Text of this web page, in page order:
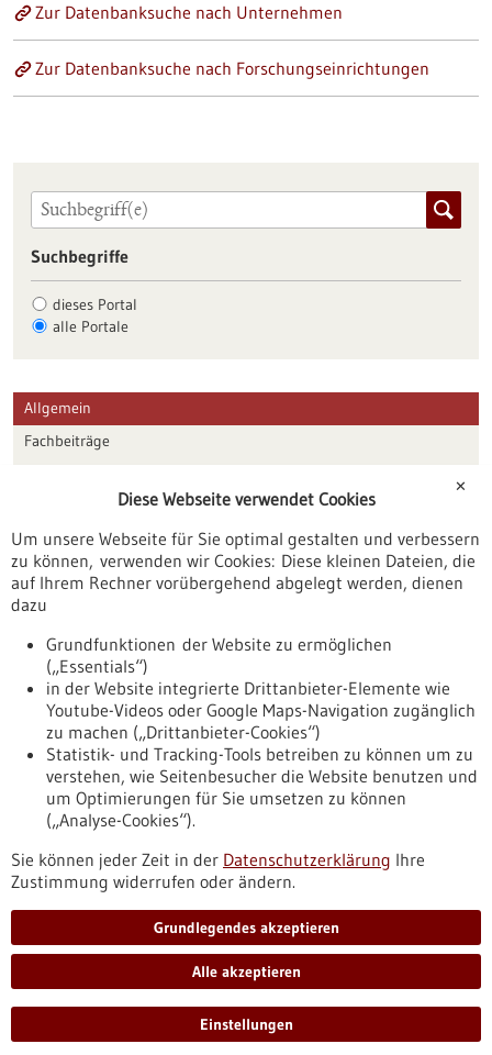
Zur Datenbanksuche nach Unternehmen
Zur Datenbanksuche nach Forschungseinrichtungen
Suchbegriffe
dieses Portal
alle Portale
Allgemein
Fachbeiträge
Veranstaltungen
Erscheinungsdatum
Nach oben
Informiert bleiben
Newsletter abonnieren
✕
Diese Webseite verwendet Cookies
Um unsere Webseite für Sie optimal gestalten und verbessern
zu können, verwenden wir Cookies: Diese kleinen Dateien, die
auf Ihrem Rechner vorübergehend abgelegt werden, dienen
dazu
Grundfunktionen der Website zu ermöglichen
(„Essentials“)
in der Website integrierte Drittanbieter-Elemente wie
Youtube-Videos oder Google Maps-Navigation zugänglich
zu machen („Drittanbieter-Cookies“)
Statistik- und Tracking-Tools betreiben zu können um zu
verstehen, wie Seitenbesucher die Website benutzen und
um Optimierungen für Sie umsetzen zu können
(„Analyse-Cookies“).
Sie können jeder Zeit in der Datenschutzerklärung Ihre
Zustimmung widerrufen oder ändern.
Grundlegendes akzeptieren
Alle akzeptieren
Einstellungen